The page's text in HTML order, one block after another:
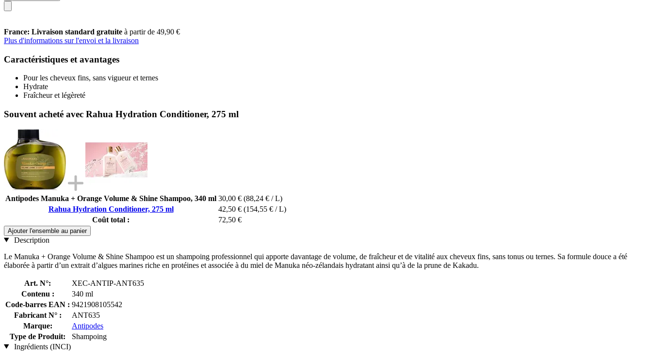
France: Livraison standard gratuite à partir de 49,90 €
Plus d'informations sur l'envoi et la livraison
Caractéristiques et avantages
Pour les cheveux fins, sans vigueur et ternes
Hydrate
Fraîcheur et légèreté
Souvent acheté avec Rahua Hydration Conditioner, 275 ml
Antipodes Manuka + Orange Volume & Shine Shampoo, 340 ml 30,00 € (88,24 € / L)
Rahua Hydration Conditioner, 275 ml
42,50 € (154,55 € / L)
Coût total :
72,50 €
Ajouter l'ensemble au panier
Description
Le Manuka + Orange Volume & Shine Shampoo est un shampoing professionnel qui apporte davantage de volume, de fraîcheur et de vitalité aux cheveux fins, sans tonus ou ternes. Sa formule douce a été
élaborée à partir d’un extrait d’algues marines riche en protéines et associée à du miel de Manuka néo-zélandais hydratant ainsi qu’à de la prune de Kakadu.
Art. N°:
XEC-ANTIP-ANT635
Contenu :
340 ml
Code-barres EAN : 9421908105542
Fabricant N° :
ANT635
Marque:
Antipodes
Type de Produit:
Shampoing
Ingrédients (INCI)